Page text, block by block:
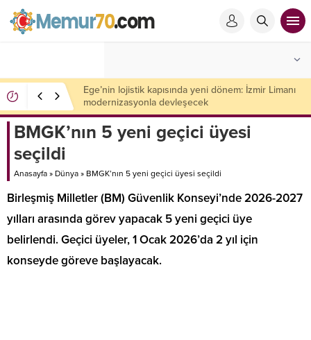
Oyun dünyasında yeni dönem! EA, 55 milyar dolara
Suudi Arabistan’a satıldı!
BMGK’nın 5 yeni geçici üyesi
seçildi
Anasayfa » Dünya » BMGK’nın 5 yeni geçici üyesi seçildi
Birleşmiş Milletler (BM) Güvenlik Konseyi’nde 2026-2027
yılları arasında görev yapacak 5 yeni geçici üye
belirlendi. Geçici üyeler, 1 Ocak 2026’da 2 yıl için
konseyde göreve başlayacak.